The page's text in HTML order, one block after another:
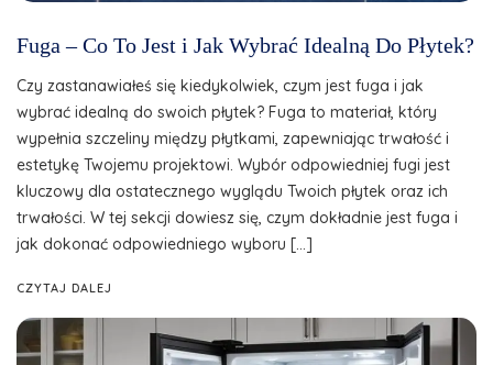
Fuga – Co To Jest i Jak Wybrać Idealną Do Płytek?
Czy zastanawiałeś się kiedykolwiek, czym jest fuga i jak
wybrać idealną do swoich płytek? Fuga to materiał, który
wypełnia szczeliny między płytkami, zapewniając trwałość i
estetykę Twojemu projektowi. Wybór odpowiedniej fugi jest
kluczowy dla ostatecznego wyglądu Twoich płytek oraz ich
trwałości. W tej sekcji dowiesz się, czym dokładnie jest fuga i
jak dokonać odpowiedniego wyboru […]
CZYTAJ DALEJ